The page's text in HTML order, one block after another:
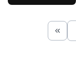
Wróć